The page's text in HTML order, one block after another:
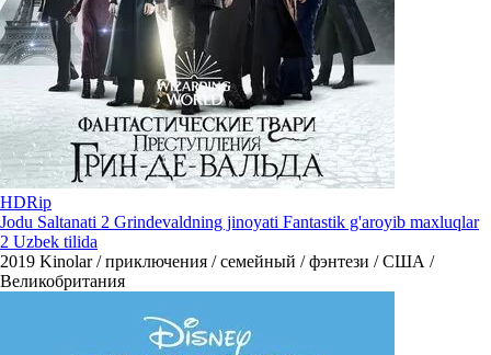
HDRip
Jodu Saltanati 2 Grindevaldning jinoyati Fantastik g'aroyib maxluqlar
2 Uzbek tilida
2019 Kinolar / приключения / семейный / фэнтези / США /
Великобритания